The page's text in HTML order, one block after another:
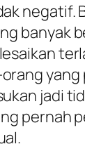
negatif.
jadi
pernah